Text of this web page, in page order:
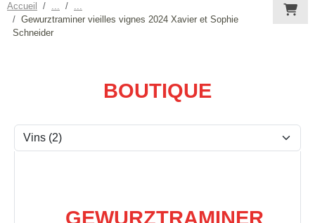
Accueil
Gewurztraminer vieilles vignes 2024 Xavier et Sophie
Schneider
BOUTIQUE
GEWURZTRAMINER